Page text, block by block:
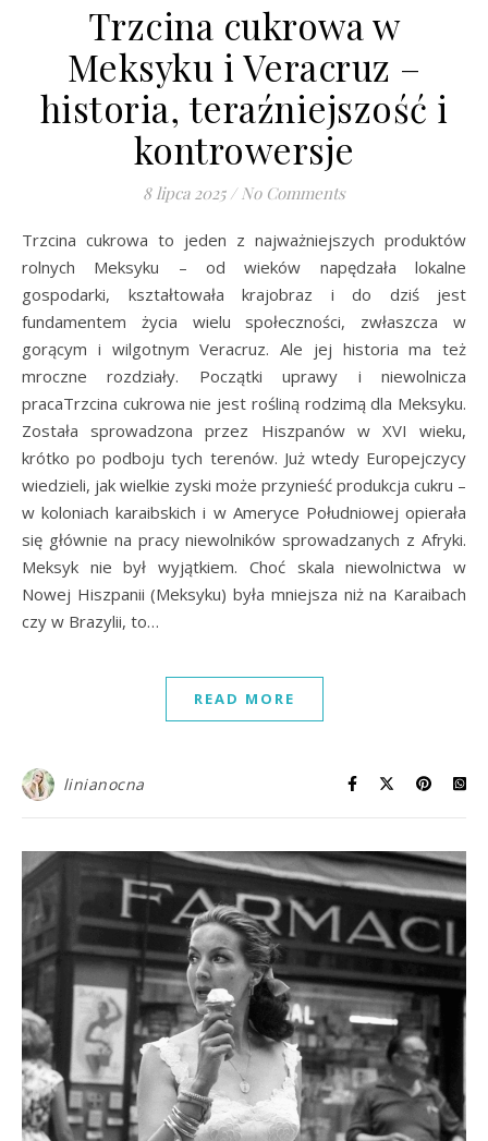
Trzcina cukrowa w
Meksyku i Veracruz –
historia, teraźniejszość i
kontrowersje
8 lipca 2025 / No Comments
Trzcina cukrowa to jeden z najważniejszych produktów
rolnych Meksyku – od wieków napędzała lokalne
gospodarki, kształtowała krajobraz i do dziś jest
fundamentem życia wielu społeczności, zwłaszcza w
gorącym i wilgotnym Veracruz. Ale jej historia ma też
mroczne rozdziały. Początki uprawy i niewolnicza
pracaTrzcina cukrowa nie jest rośliną rodzimą dla Meksyku.
Została sprowadzona przez Hiszpanów w XVI wieku,
krótko po podboju tych terenów. Już wtedy Europejczycy
wiedzieli, jak wielkie zyski może przynieść produkcja cukru –
w koloniach karaibskich i w Ameryce Południowej opierała
się głównie na pracy niewolników sprowadzanych z Afryki.
Meksyk nie był wyjątkiem. Choć skala niewolnictwa w
Nowej Hiszpanii (Meksyku) była mniejsza niż na Karaibach
czy w Brazylii, to…
READ MORE
linianocna